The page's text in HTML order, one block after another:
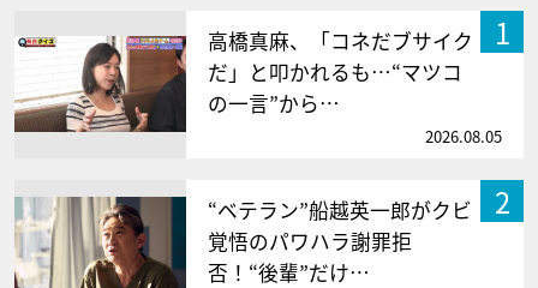
1
高橋真麻、「コネだブサイク
だ」と叩かれるも…“マツコ
の一言”から…
2026.08.05
2
“ベテラン”船越英一郎がクビ
覚悟のパワハラ謝罪拒
否！“後輩”だけ…